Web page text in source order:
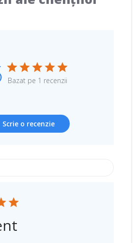
Bazat pe 1 recenzii
Scrie o recenzie